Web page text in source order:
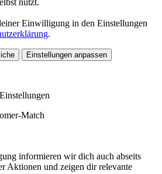
Einwilligung in den Einstellungen
.
Einstellungen anpassen
Match
informieren wir dich auch abseits
Aktionen und zeigen dir relevante